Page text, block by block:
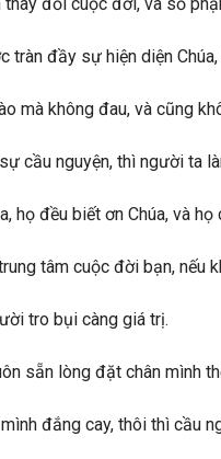
tràn đầy sự hiện diện
mà không đau, và cũng
cầu nguyện, thì người ta
họ đều biết ơn Chúa, và
tâm cuộc đời bạn, nếu
tro bụi càng giá trị.
sẵn lòng đặt chân mình
đắng cay, thôi thì cầu